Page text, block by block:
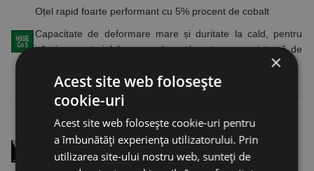
Oțel rapid foarte performant cu 5% procent de cobalt
Capacitate de deformare mare și duritate la cald, pentru
găurirea materialelor greu de prelucrat cu o rezistență de
×
Acest site web folosește
cookie-uri
Acest site web folosește cookie-uri pentru
a îmbunătăți experiența utilizatorului. Prin
utilizarea site-ului nostru web, sunteți de